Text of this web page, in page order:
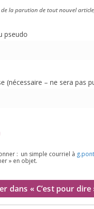
la paru­tion de tout nou­vel
pseudo
(néces­saire – ne sera pas
: un simple cour­riel à
» en objet.
dans « C’est pour dire